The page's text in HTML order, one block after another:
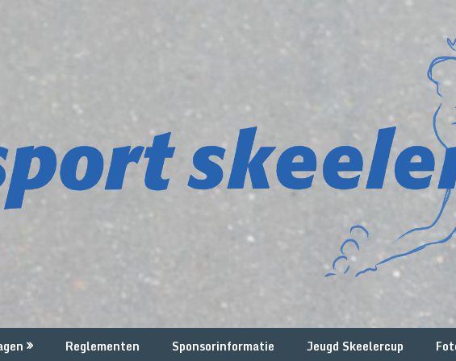
Reglementen Sponsorinformatie Jeugd Skeelercup